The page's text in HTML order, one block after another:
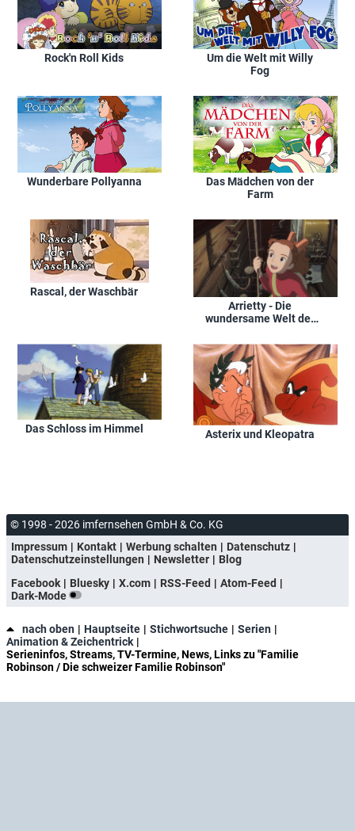
Rock'n Roll Kids
Um die Welt mit Willy
Fog
Wunderbare Pollyanna
Das Mädchen von der
Farm
Rascal, der Waschbär
Arrietty - Die
wundersame Welt der
Das Schloss im Himmel Asterix und Kleopatra
© 1998 - 2026 imfernsehen GmbH & Co. KG
Impressum
Kontakt Werbung schalten
Datenschutz
Datenschutzeinstellungen
Newsletter
Blog
Facebook
Bluesky X.com RSS-Feed
Atom-Feed
Dark-Mode
nach oben Hauptseite Stichwortsuche
Serien
Animation & Zeichentrick
Serieninfos, Streams, TV-Termine, News, Links zu "Familie
Robinson / Die schweizer Familie Robinson"